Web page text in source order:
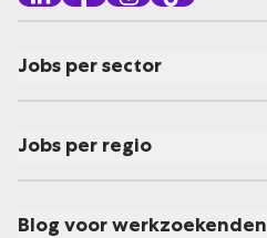
Jobs per sector
Jobs per regio
Blog voor werkzoekenden